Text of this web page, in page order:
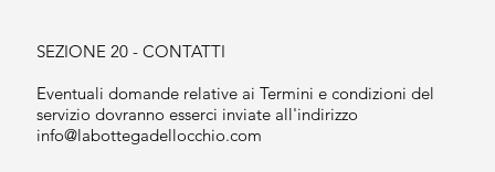
SEZIONE 20 - CONTATTI
Eventuali domande relative ai Termini e condizioni del
servizio dovranno esserci inviate all'indirizzo
info@labottegadellocchio.com